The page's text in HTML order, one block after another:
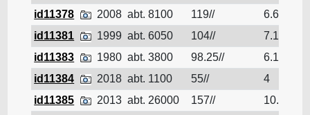
id11378
2008 abt. 8100 119// 6.6
id11381
1999 abt. 6050 104// 7.1
id11383
1980 abt. 3800 98.25// 6.15
id11384
2018 abt. 1100 55// 4
id11385
2013 abt. 26000 157// 10.5